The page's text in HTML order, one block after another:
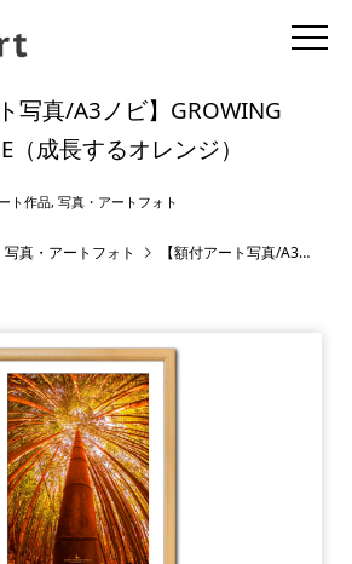
写真/A3ノビ】GROWING
（成長するオレンジ）
ト作品, 写真・アートフォト
写真・アートフォト 【額付アート写真/A3ノビ】GROWING ORANGE（成長するオレンジ）